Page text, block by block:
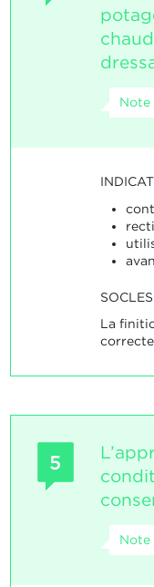
Note
SOCLES
La
5
Note